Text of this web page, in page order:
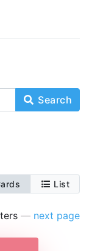
Search
List
— next page